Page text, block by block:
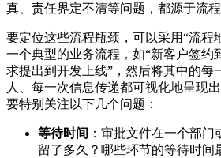
真、责任界定不清等问题，都源于流程
要定位这些流程瓶颈，可以采用“流程
一个典型的业务流程，如“新客户签约
求提出到开发上线”，然后将其中的每
人、每一次信息传递都可视化地呈现
要特别关注以下几个问题：
等待时间 ：审批文件在一个部
留了多久？哪些环节的等待时间